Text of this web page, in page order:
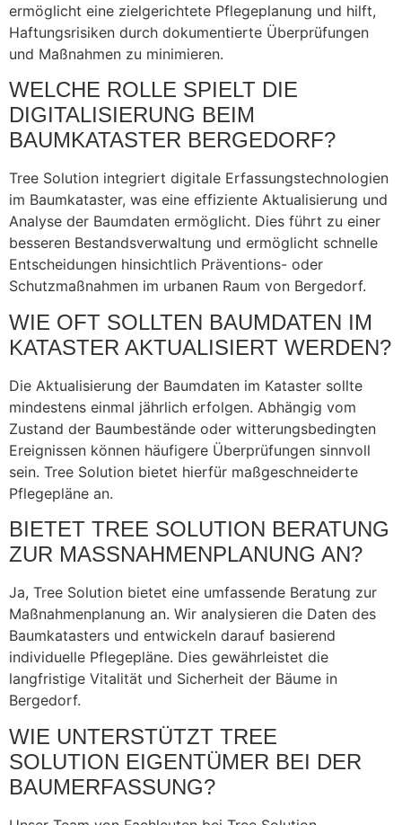
ermöglicht eine zielgerichtete Pflegeplanung und hilft,
Haftungsrisiken durch dokumentierte Überprüfungen
und Maßnahmen zu minimieren.
WELCHE ROLLE SPIELT DIE
DIGITALISIERUNG BEIM
BAUMKATASTER BERGEDORF?
Tree Solution integriert digitale Erfassungstechnologien
im Baumkataster, was eine effiziente Aktualisierung und
Analyse der Baumdaten ermöglicht. Dies führt zu einer
besseren Bestandsverwaltung und ermöglicht schnelle
Entscheidungen hinsichtlich Präventions- oder
Schutzmaßnahmen im urbanen Raum von Bergedorf.
WIE OFT SOLLTEN BAUMDATEN IM
KATASTER AKTUALISIERT WERDEN?
Die Aktualisierung der Baumdaten im Kataster sollte
mindestens einmal jährlich erfolgen. Abhängig vom
Zustand der Baumbestände oder witterungsbedingten
Ereignissen können häufigere Überprüfungen sinnvoll
sein. Tree Solution bietet hierfür maßgeschneiderte
Pflegepläne an.
BIETET TREE SOLUTION BERATUNG
ZUR MASSNAHMENPLANUNG AN?
Ja, Tree Solution bietet eine umfassende Beratung zur
Maßnahmenplanung an. Wir analysieren die Daten des
Baumkatasters und entwickeln darauf basierend
individuelle Pflegepläne. Dies gewährleistet die
langfristige Vitalität und Sicherheit der Bäume in
Bergedorf.
WIE UNTERSTÜTZT TREE
SOLUTION EIGENTÜMER BEI DER
BAUMERFASSUNG?